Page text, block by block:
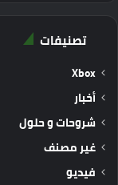
تصنيفات
Xbox
أخبار
شروحات و حلول
غير مصنف
فيديو